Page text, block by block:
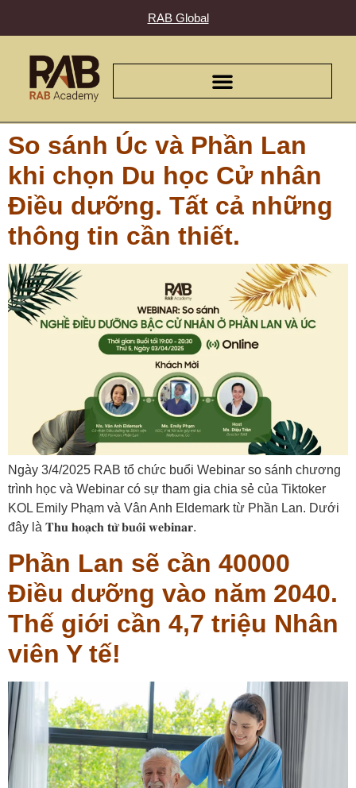
RAB Global
So sánh Úc và Phần Lan
khi chọn Du học Cử nhân
Điều dưỡng. Tất cả những
thông tin cần thiết.
Ngày 3/4/2025 RAB tổ chức buổi Webinar so sánh chương
trình học và Webinar có sự tham gia chia sẻ của Tiktoker
KOL Emily Phạm và Vân Anh Eldemark từ Phần Lan. Dưới
đây là 𝐓𝐡𝐮 𝐡𝐨𝐚̣𝐜𝐡 𝐭𝐮̛̀ 𝐛𝐮𝐨̂̉𝐢 𝐰𝐞𝐛𝐢𝐧𝐚𝐫.
Phần Lan sẽ cần 40000
Điều dưỡng vào năm 2040.
Thế giới cần 4,7 triệu Nhân
viên Y tế!